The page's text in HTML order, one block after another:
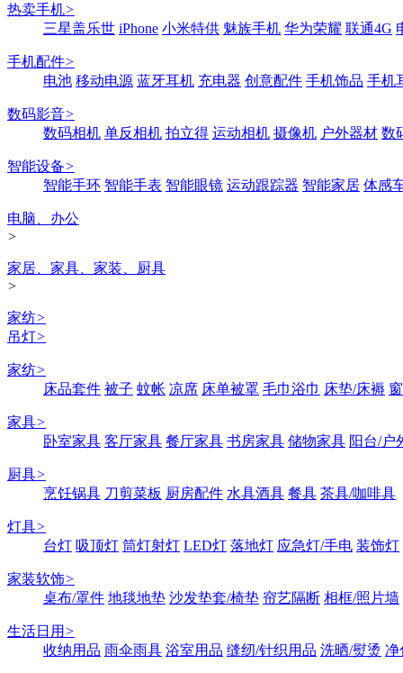
热卖手机>
三星盖乐世 iPhone 小米特供 魅族手机 华为荣耀 联通4G
手机配件>
电池 移动电源 蓝牙耳机 充电器 创意配件 手机饰品 手机
数码影音>
数码相机 单反相机 拍立得 运动相机 摄像机 户外器材 数
智能设备>
智能手环 智能手表 智能眼镜 运动跟踪器 智能家居 体感
电脑、办公
>
家居、家具、家装、厨具
>
家纺>
吊灯>
家纺>
床品套件 被子 蚊帐 凉席 床单被罩 毛巾浴巾 床垫/床褥
家具>
卧室家具 客厅家具 餐厅家具 书房家具 储物家具 阳台/户
厨具>
烹饪锅具 刀剪菜板 厨房配件 水具酒具 餐具 茶具/咖啡具
灯具>
台灯 吸顶灯 筒灯射灯 LED灯 落地灯 应急灯/手电 装饰灯
家装软饰>
桌布/罩件 地毯地垫 沙发垫套/椅垫 帘艺隔断 相框/照片墙
生活日用 >
收纳用品 雨伞雨具 浴室用品 缝纫/针织用品 洗晒/熨烫 净